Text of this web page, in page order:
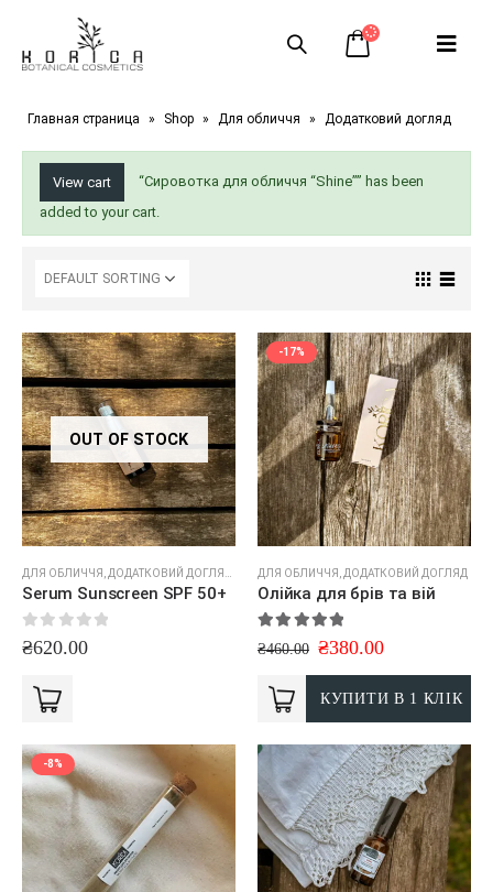
Главная страница » Shop » Для обличчя » Додатковий догляд
View cart
“Сировотка для обличчя “Shine”” has been
added to your cart.
OUT OF STOCK
ДЛЯ ОБЛИЧЧЯ ДОДАТКОВИЙ ДОГЛЯД КРЕМИ
Serum Sunscreen SPF 50+
0out of 5
₴620.00
-17%
ДЛЯ ОБЛИЧЧЯ ДОДАТКОВИЙ ДОГЛЯД
Олійка для брів та вій
5.00 out of 5
₴460.00 ₴380.00
КУПИТИ В 1 КЛІК
-8%